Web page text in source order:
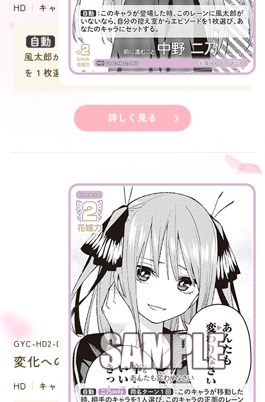
HD キャラクター
：このキャラが登場した時、このレーンに
風太郎がいないなら、自分の控え室からエピソード
を１枚選び、あなたのキャラにセットする。
詳しく見る
GYC-HD2-008
変化へのアドバイス 中野 二乃
HD キャラクター